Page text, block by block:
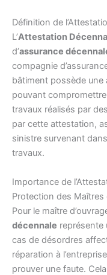
Définition de
L’Attestation
d’assurance
compagnie
bâtiment possède une
pouvant compromettre
travaux réalisés par
par cette attestation,
sinistre survenant
travaux.
Importance de
Protection des Maîtres
Pour le maître
décennale représente
cas de désordres
réparation à
prouver une faute.